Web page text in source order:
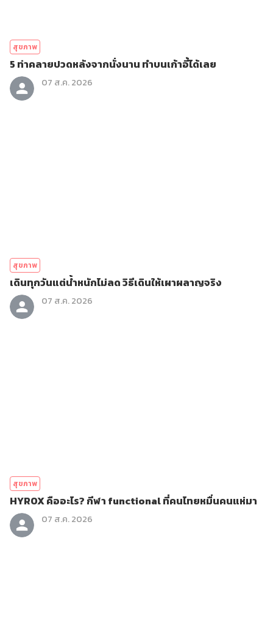
สุขภาพ
5 ท่าคลายปวดหลังจากนั่งนาน ทำบนเก้าอี้ได้เลย
07 ส.ค. 2026
สุขภาพ
เดินทุกวันแต่น้ำหนักไม่ลด วิธีเดินให้เผาผลาญจริง
07 ส.ค. 2026
สุขภาพ
HYROX คืออะไร? กีฬา functional ที่คนไทยหมื่นคนแห่มา
07 ส.ค. 2026